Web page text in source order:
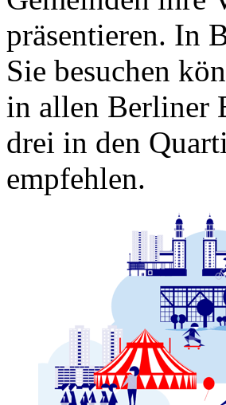
präsentieren. In
Sie besuchen
in allen Berliner
drei in den
empfehlen.